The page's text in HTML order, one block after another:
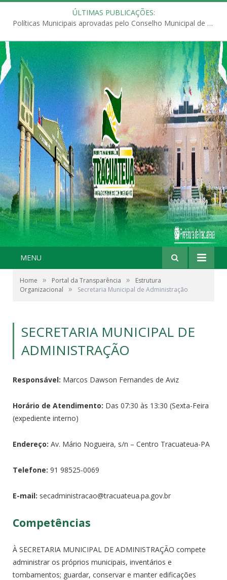
ÚLTIMAS PUBLICAÇÕES:
Políticas Municipais aprovadas pelo Conselho Municipal de Educação (CME)
MENU
Home » Portal da Transparência »
Estrutura
Organizacional
» Secretaria Municipal de Administração
SECRETARIA MUNICIPAL DE
ADMINISTRAÇÃO
Responsável: Marcos Dawson Fernandes de Aviz
Horário de Atendimento: Das 07:30 às 13:30 (Sexta-Feira
(expediente interno)
Endereço: Av. Mário Nogueira, s/n – Centro Tracuateua-PA
Telefone: 91 98525-0069
E-mail: secadministracao@tracuateua.pa.gov.br
Competências
À SECRETARIA MUNICIPAL DE ADMINISTRAÇÃO compete
administrar os próprios municipais, inventários e
tombamentos; guardar, conservar e manter edificações